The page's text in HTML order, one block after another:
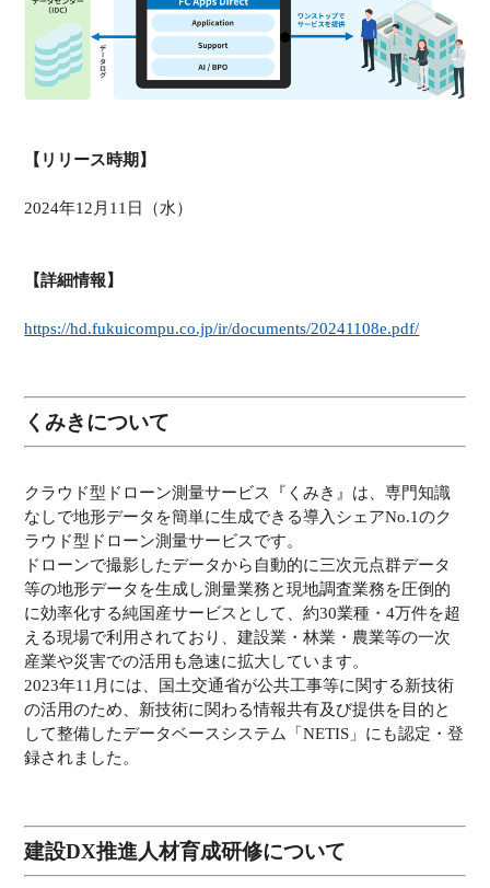
【リリース時期】
2024年12月11日（水）
【詳細情報】
https://hd.fukuicompu.co.jp/ir/documents/20241108e.pdf/
くみきについて
クラウド型ドローン測量サービス『くみき』は、専門知識
なしで地形データを簡単に生成できる導入シェアNo.1のク
ラウド型ドローン測量サービスです。
ドローンで撮影したデータから自動的に三次元点群データ
等の地形データを生成し測量業務と現地調査業務を圧倒的
に効率化する純国産サービスとして、約30業種・4万件を超
える現場で利用されており、建設業・林業・農業等の一次
産業や災害での活用も急速に拡大しています。
2023年11月には、国土交通省が公共工事等に関する新技術
の活用のため、新技術に関わる情報共有及び提供を目的と
して整備したデータベースシステム「NETIS」にも認定・登
録されました。
建設DX推進人材育成研修について